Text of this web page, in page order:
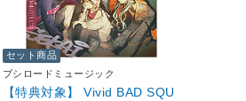
セット商品
ブシロードミュージック
【特典対象】 Vivid BAD SQU